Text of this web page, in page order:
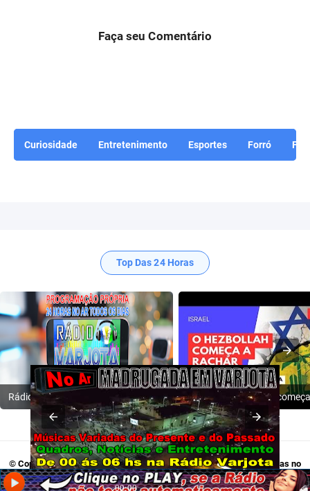
Faça seu Comentário
Curiosidade Entretenimento Esportes Forró
Top Das 24 Horas
© Copyright 2009-2024Rádio Varjota - Programação Própria, 24 Horas no
Ar. Acesse:Twitter,Tik Tok